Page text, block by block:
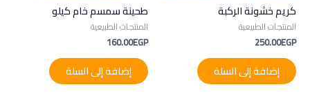
كريم خشونة الركبة
المنتجات الطبيعية
250.00EGP
إضافة إلى السلة
طحينة سمسم خام كيلو
المنتجات الطبيعية
160.00EGP
إضافة إلى السلة